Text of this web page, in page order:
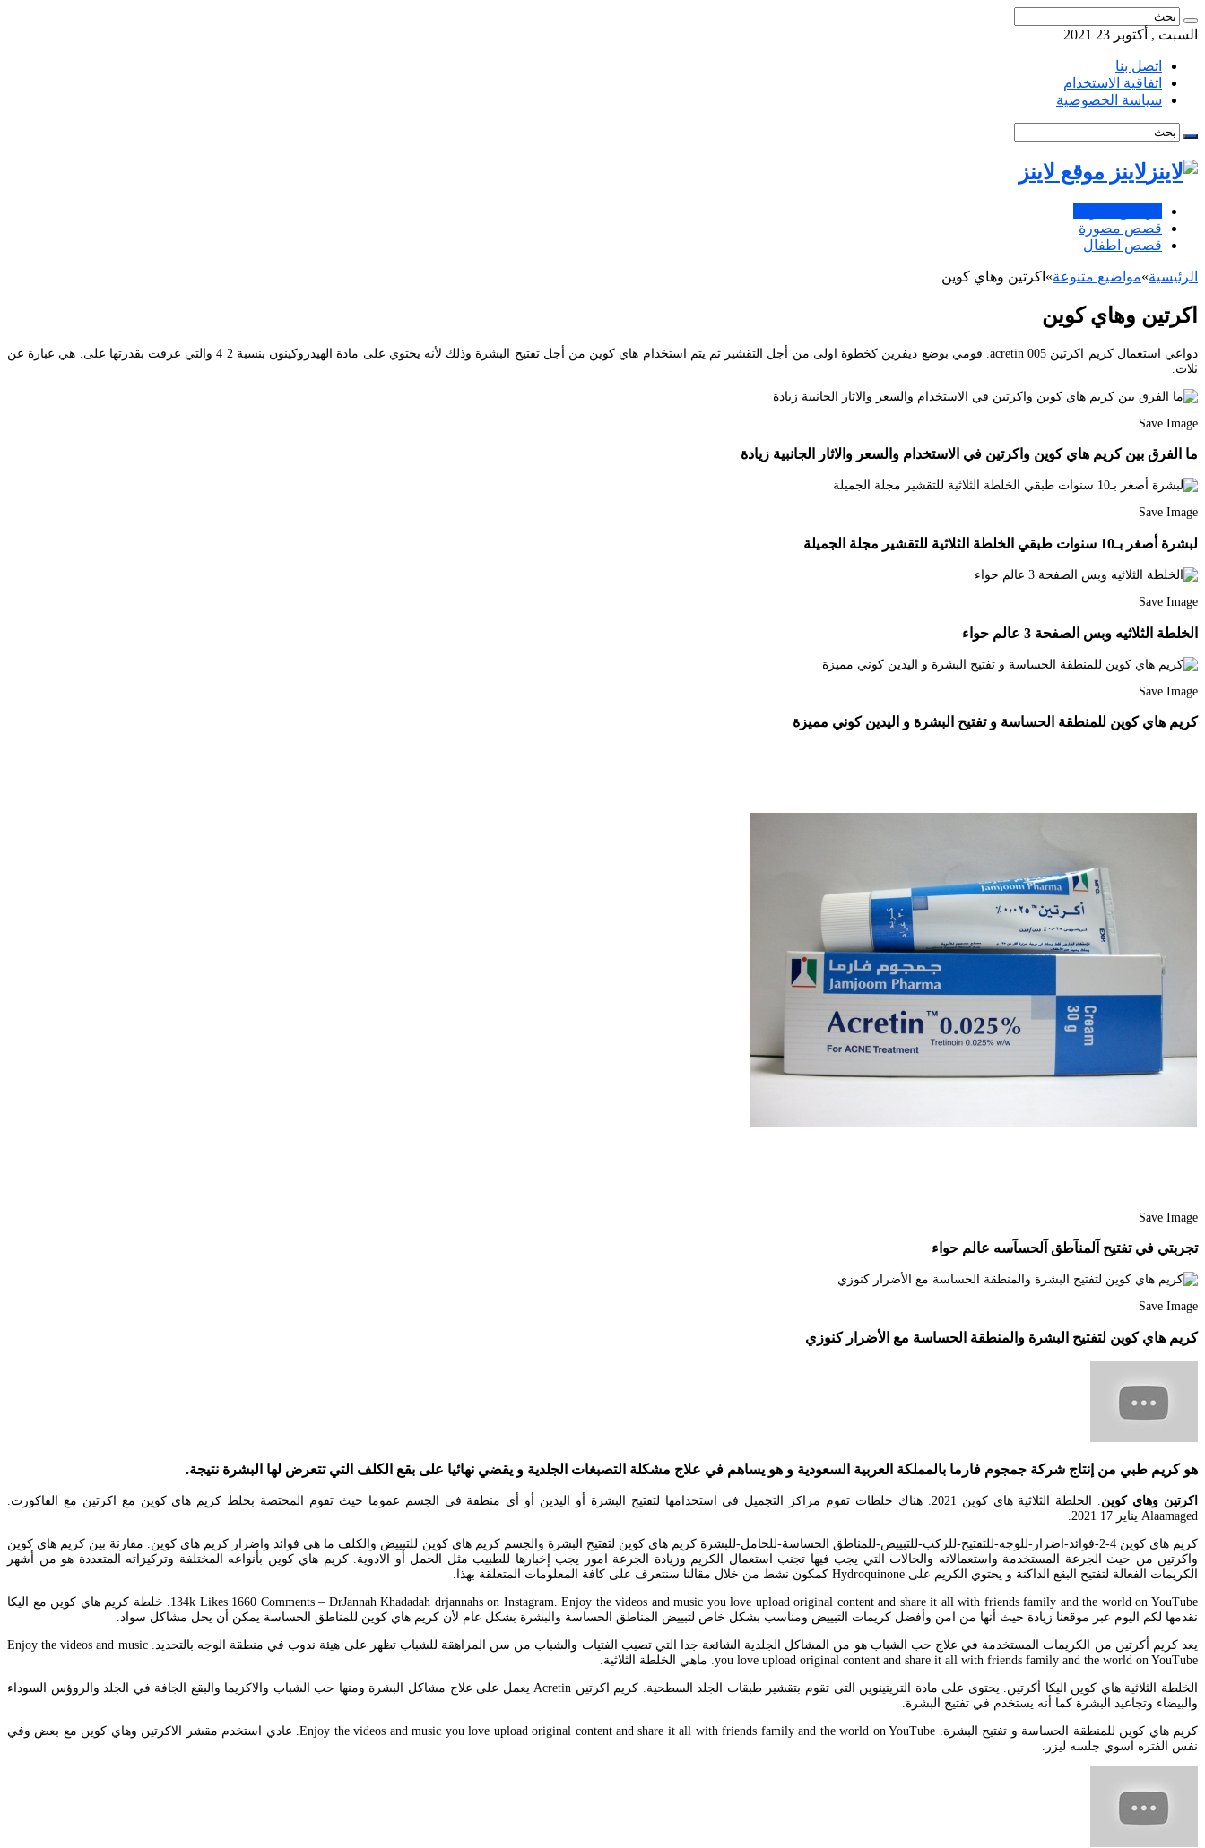
السبت , أكتوبر 23 2021
اتصل بنا
اتفاقية الاستخدام
سياسة الخصوصية
لاينز موقع لاينز
قصص مصورة
قصص اطفال
الرئيسية»مواضيع متنوعة» اكرتين وهاي كوين
اكرتين وهاي كوين
دواعي استعمال كريم اكرتين acretin 005. قومي بوضع ديفرين كخطوة اولى من أجل التقشير ثم يتم استخدام هاي كوين من أجل تفتيح البشرة وذلك لأنه يحتوي على مادة الهيدروكينون بنسبة 2 4 والتي عرفت بقدرتها على. هي عبارة عن
ثلاث.
Save Image
ما الفرق بين كريم هاي كوين واكرتين في الاستخدام والسعر والاثار الجانبية زيادة
Save Image
لبشرة أصغر بـ10 سنوات طبقي الخلطة الثلاثية للتقشير مجلة الجميلة
Save Image
الخلطة الثلاثيه وبس الصفحة 3 عالم حواء
Save Image
كريم هاي كوين للمنطقة الحساسة و تفتيح البشرة و اليدين كوني مميزة
Save Image
تجربتي في تفتيح آلمنآطق آلحسآسه عالم حواء
Save Image
كريم هاي كوين لتفتيح البشرة والمنطقة الحساسة مع الأضرار كنوزي
هو كريم طبي من إنتاج شركة جمجوم فارما بالمملكة العربية السعودية و هو يساهم في علاج مشكلة التصبغات الجلدية و يقضي نهائيا على بقع الكلف التي تتعرض لها البشرة نتيجة.
اكرتين وهاي كوين
. الخلطة الثلاثية هاي كوين 2021. هناك خلطات تقوم مراكز التجميل في استخدامها لتفتيح البشرة أو اليدين أو أي منطقة في الجسم عموما حيث تقوم المختصة بخلط كريم هاي كوين مع اكرتين مع الفاكورت.
Alaamaged يناير 17 2021.
كريم هاي كوين 4-2-فوائد-اضرار-للوجه-للتفتيح-للركب-للتبييض-للمناطق الحساسة-للحامل-للبشرة كريم هاي كوين لتفتيح البشرة والجسم كريم هاي كوين للتبييض والكلف ما هى فوائد واضرار كريم هاي كوين. مقارنة بين كريم هاي كوين
واكرتين من حيث الجرعة المستخدمة واستعمالاته والحالات التي يجب فيها تجنب استعمال الكريم وزيادة الجرعة امور يجب إخبارها للطبيب مثل الحمل أو الادوية. كريم هاي كوين بأنواعه المختلفة وتركيزاته المتعددة هو من أشهر
الكريمات الفعالة لتفتيح البقع الداكنة و يحتوي الكريم على Hydroquinone كمكون نشط من خلال مقالنا سنتعرف على كافة المعلومات المتعلقة بهذا.
134k Likes 1660 Comments – DrJannah Khadadah drjannahs on Instagram. Enjoy the videos and music you love upload original content and share it all with friends family and the world on YouTube. خلطة كريم هاي كوين مع اليكا
نقدمها لكم اليوم عبر موقعنا زيادة حيث أنها من امن وأفضل كريمات التبييض ومناسب بشكل خاص لتبييض المناطق الحساسة والبشرة بشكل عام لأن كريم هاي كوين للمناطق الحساسة يمكن أن يحل مشاكل سواد.
يعد كريم أكرتين من الكريمات المستخدمة في علاج حب الشباب هو من المشاكل الجلدية الشائعة جدا التي تصيب الفتيات والشباب من سن المراهقة للشباب تظهر على هيئة ندوب في منطقة الوجه بالتحديد. Enjoy the videos and music
you love upload original content and share it all with friends family and the world on YouTube. ماهي الخلطة الثلاثية.
الخلطة الثلاثية هاي كوين اليكا أكرتين. يحتوى على مادة التريتينوين التى تقوم بتقشير طبقات الجلد السطحية. كريم اكرتين Acretin يعمل على علاج مشاكل البشرة ومنها حب الشباب والاكزيما والبقع الجافة في الجلد والروؤس السوداء
والبيضاء وتجاعيد البشرة كما أنه يستخدم في تفتيج البشرة.
كريم هاي كوين للمنطقة الحساسة و تفتيح البشرة. Enjoy the videos and music you love upload original content and share it all with friends family and the world on YouTube. عادي استخدم مقشر الاكرتين وهاي كوين مع بعض وفي
نفس الفتره اسوي جلسه ليزر.